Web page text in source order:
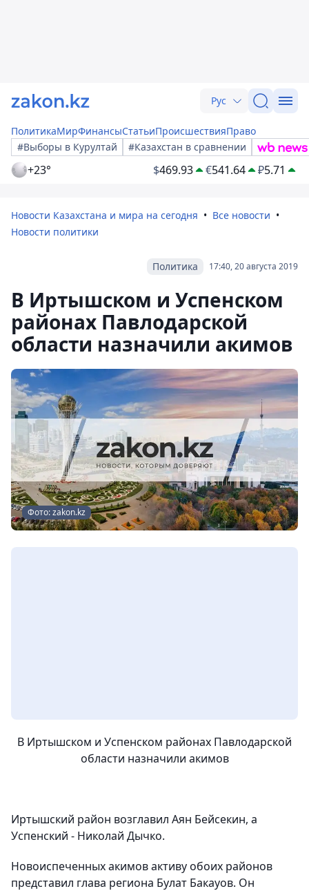
Рус
ПолитикаМирФинансыСтатьиПроисшествияПраво
#Выборы в Курултай
#Казахстан в сравнении
+23° $469.93 €541.64 ₽5.71
Новости Казахстана и мира на сегодня
Все новости
Новости политики
17:40, 20 августа 2019
Политика
В Иртышском и Успенском
районах Павлодарской
области назначили акимов
Фото: zakon.kz
В Иртышском и Успенском районах Павлодарской
области назначили акимов
Иртышский район возглавил Аян Бейсекин, а
Успенский - Николай Дычко.
Новоиспеченных акимов активу обоих районов
представил глава региона Булат Бакауов. Он